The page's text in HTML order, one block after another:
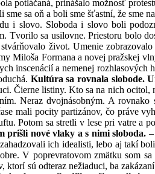
potláčaná, prinášalo možnosť
sa oň a boli sme šťastní, že sme
i slovo. Sloboda i slovo boli
Tvorilo sa usilovne. Priestoru bolo
život. Umenie
Miloša Formana a novej pražskej
inscenácií a nemenej rozhlasových
Kultúra sa rovnala slobode.
Čierne listiny. Kto sa na nich
Neraz dvojnásobným. A rovnako
mali pocity partizánov, čo práve
Potom sa stretli v lese pri vatre a
prišli nové vlaky a s nimi sloboda.
ich idealisti, lebo aj takí
V poprevratovom zmätku som sa
sú odteraz nežiaduci, ba